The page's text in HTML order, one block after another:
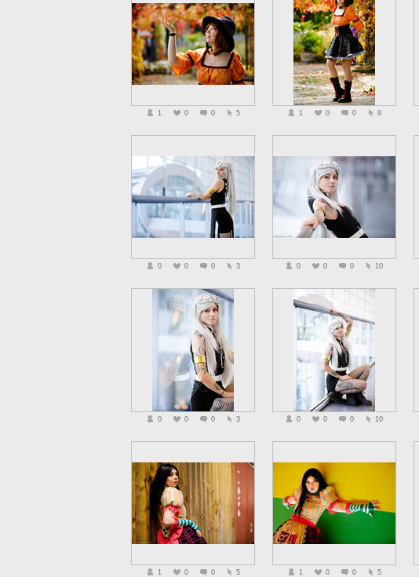
1 0 0 5 1 0 0 9
0 0 0 3 0 0 0 10
0 0 0 3 0 0 0 10
1 0 0 5 1 0 0 5